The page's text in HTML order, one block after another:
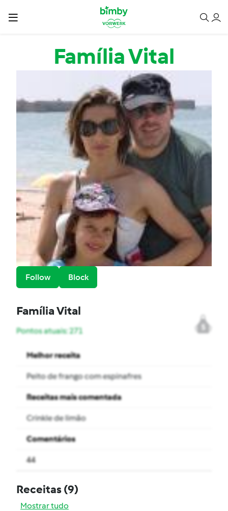
Passar para o conteúdo principal
Família Vital
Follow Block
Família Vital
5
Pontos atuais: 271
Melhor receita
Peito de frango com espinafres
Receitas mais comentada
Crinkle de limão
Comentários
44
Receitas(9)
Mostrar tudo